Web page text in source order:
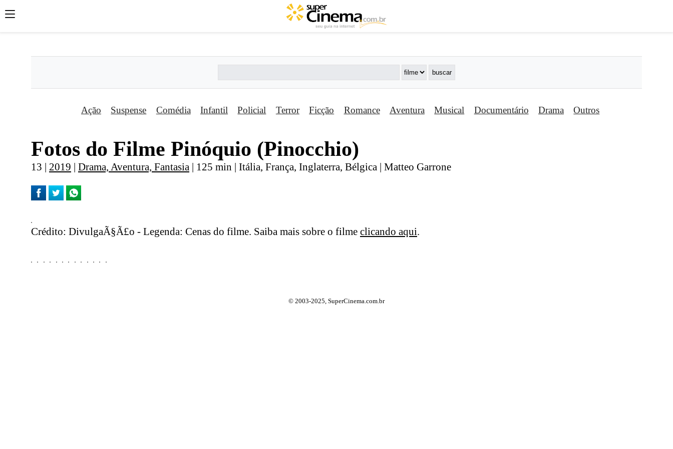
';';
Ação Suspense Comédia Infantil Policial Terror Ficção Romance Aventura Musical Documentário Drama Outros
Fotos do Filme Pinóquio (Pinocchio)
13 | 2019 | Drama, Aventura, Fantasia | 125 min | Itália, França, Inglaterra, Bélgica | Matteo Garrone
Crédito: DivulgaÃ§Ã£o - Legenda: Cenas do filme. Saiba mais sobre o filme clicando aqui.
© 2003-2025, SuperCinema.com.br